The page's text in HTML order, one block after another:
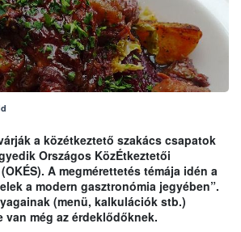
a közétkeztető szakács csapatok
Országos KözÉtkeztetői
A megmérettetés témája idén a
a modern gasztronómia jegyében”.
(menü, kalkulációk stb.)
van még az érdeklődőknek.